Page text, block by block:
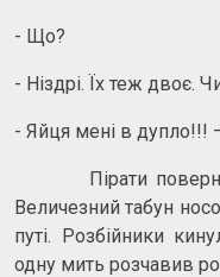
- Що?
- Ніздрі. Їх теж двоє.
- Яйця мені в дупло!!!
Пірати
Величезний табун
путі. Розбійники
одну мить розчавив